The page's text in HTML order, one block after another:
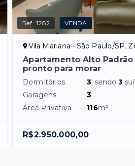
Ref.:1282 VENDA
Vila Mariana - São Paulo/SP,
Apartamento Alto
pronto para morar
Dormitórios 3, sendo3
Garagens
3
Área Privativa
116m²
R$2.950.000,00